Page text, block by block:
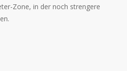
Zone, in der noch strengere